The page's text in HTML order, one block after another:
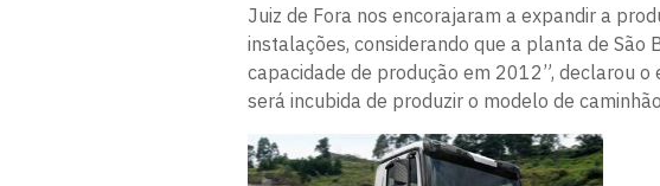
Juiz de Fora nos encorajaram a expandir a
instalações, considerando que a planta de São
capacidade de produção em 2012”, declarou
será incubida de produzir o modelo de